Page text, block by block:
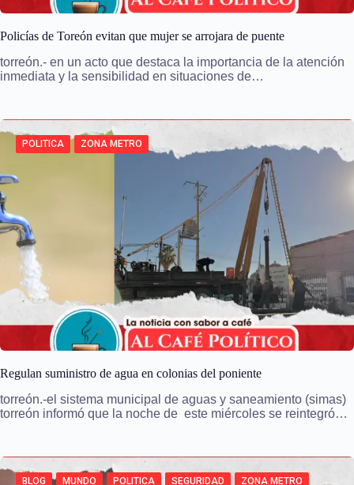
Policías de Toreón evitan que mujer se arrojara de puente
torreón.- en un acto que destaca la importancia de la atención
inmediata y la sensibilidad en situaciones de…
POLITICA ZONA METRO
Regulan suministro de agua en colonias del poniente
torreón.-el sistema municipal de aguas y saneamiento (simas)
torreón informó que la noche de este miércoles se reintegró…
BLOG MUNDO POLITICA SEGURIDAD ZONA METRO